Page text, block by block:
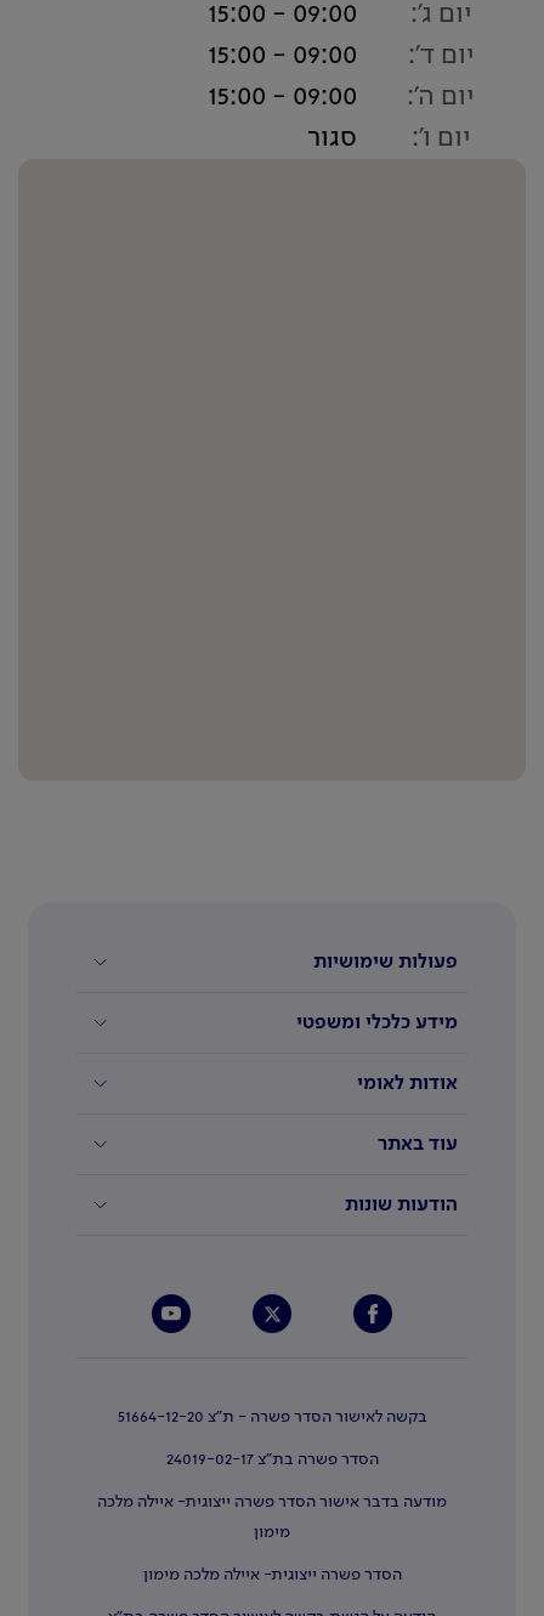
יום ג':
09:00 - 15:00
יום ד':
09:00 - 15:00
יום ה':
09:00 - 15:00
יום ו':
סגור
פעולות שימושיות
מידע כלכלי ומשפטי
אודות לאומי
עוד באתר
הודעות שונות
בקשה לאישור הסדר פשרה - ת"צ 51664-12-20
הסדר פשרה בת"צ 24019-02-17
מודעה בדבר אישור הסדר פשרה ייצוגית- איילה מלכה
מימון
הסדר פשרה ייצוגית- איילה מלכה מימון